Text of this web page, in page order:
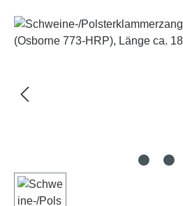
Bildergalerie überspringen